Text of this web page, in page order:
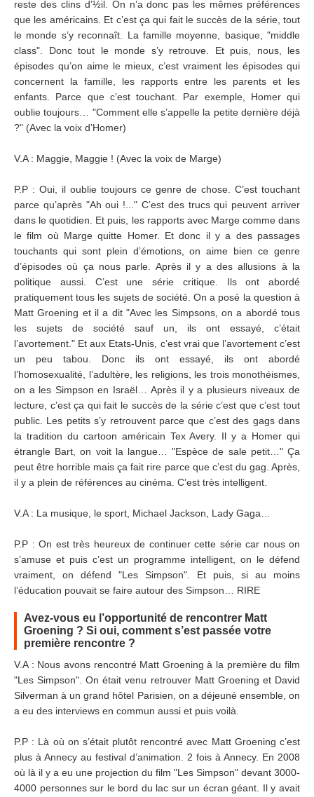
reste des clins d’½il. On n’a donc pas les mêmes préférences
que les américains. Et c’est ça qui fait le succès de la série, tout
le monde s’y reconnaît. La famille moyenne, basique, "middle
class". Donc tout le monde s’y retrouve. Et puis, nous, les
épisodes qu’on aime le mieux, c’est vraiment les épisodes qui
concernent la famille, les rapports entre les parents et les
enfants. Parce que c’est touchant. Par exemple, Homer qui
oublie toujours… "Comment elle s’appelle la petite dernière déjà
?" (Avec la voix d’Homer)
V.A : Maggie, Maggie ! (Avec la voix de Marge)
P.P : Oui, il oublie toujours ce genre de chose. C’est touchant
parce qu’après "Ah oui !..." C’est des trucs qui peuvent arriver
dans le quotidien. Et puis, les rapports avec Marge comme dans
le film où Marge quitte Homer. Et donc il y a des passages
touchants qui sont plein d’émotions, on aime bien ce genre
d’épisodes où ça nous parle. Après il y a des allusions à la
politique aussi. C’est une série critique. Ils ont abordé
pratiquement tous les sujets de société. On a posé la question à
Matt Groening et il a dit "Avec les Simpsons, on a abordé tous
les sujets de société sauf un, ils ont essayé, c’était
l’avortement." Et aux Etats-Unis, c’est vrai que l’avortement c’est
un peu tabou. Donc ils ont essayé, ils ont abordé
l’homosexualité, l’adultère, les religions, les trois monothéismes,
on a les Simpson en Israël… Après il y a plusieurs niveaux de
lecture, c’est ça qui fait le succès de la série c’est que c’est tout
public. Les petits s’y retrouvent parce que c’est des gags dans
la tradition du cartoon américain Tex Avery. Il y a Homer qui
étrangle Bart, on voit la langue… "Espèce de sale petit…" Ça
peut être horrible mais ça fait rire parce que c’est du gag. Après,
il y a plein de références au cinéma. C’est très intelligent.
V.A : La musique, le sport, Michael Jackson, Lady Gaga…
P.P : On est très heureux de continuer cette série car nous on
s’amuse et puis c’est un programme intelligent, on le défend
vraiment, on défend "Les Simpson". Et puis, si au moins
l’éducation pouvait se faire autour des Simpson… RIRE
Avez-vous eu l’opportunité de rencontrer Matt
Groening ? Si oui, comment s’est passée votre
première rencontre ?
V.A : Nous avons rencontré Matt Groening à la première du film
"Les Simpson". On était venu retrouver Matt Groening et David
Silverman à un grand hôtel Parisien, on a déjeuné ensemble, on
a eu des interviews en commun aussi et puis voilà.
P.P : Là où on s’était plutôt rencontré avec Matt Groening c’est
plus à Annecy au festival d’animation. 2 fois à Annecy. En 2008
où là il y a eu une projection du film "Les Simpson" devant 3000-
4000 personnes sur le bord du lac sur un écran géant. Il y avait